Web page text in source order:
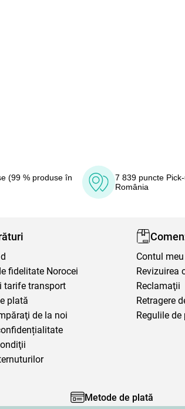
(99 % produse în
7 839 puncte
România
fidelitate Norocei
tarife transport
plată
de la noi
Contul meu
Revizuirea
Reclamaţii
Retragere
Regulile
Metode de plată